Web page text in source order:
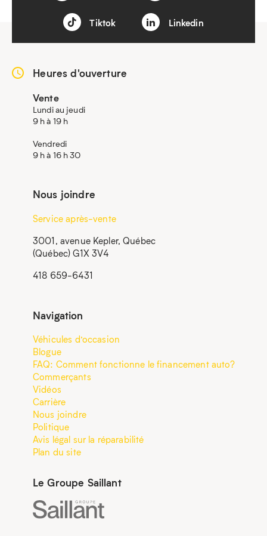
Tiktok Linkedin
Heures d'ouverture
Vente
Lundi au jeudi
9 h à 19 h
Vendredi
9 h à 16 h 30
Nous joindre
Service après-vente
3001, avenue Kepler, Québec
(Québec) G1X 3V4
418 659-6431
Navigation
Véhicules d’occasion
Blogue
FAQ: Comment fonctionne le financement auto?
Commerçants
Vidéos
Carrière
Nous joindre
Politique
Avis légal sur la réparabilité
Plan du site
Le Groupe Saillant